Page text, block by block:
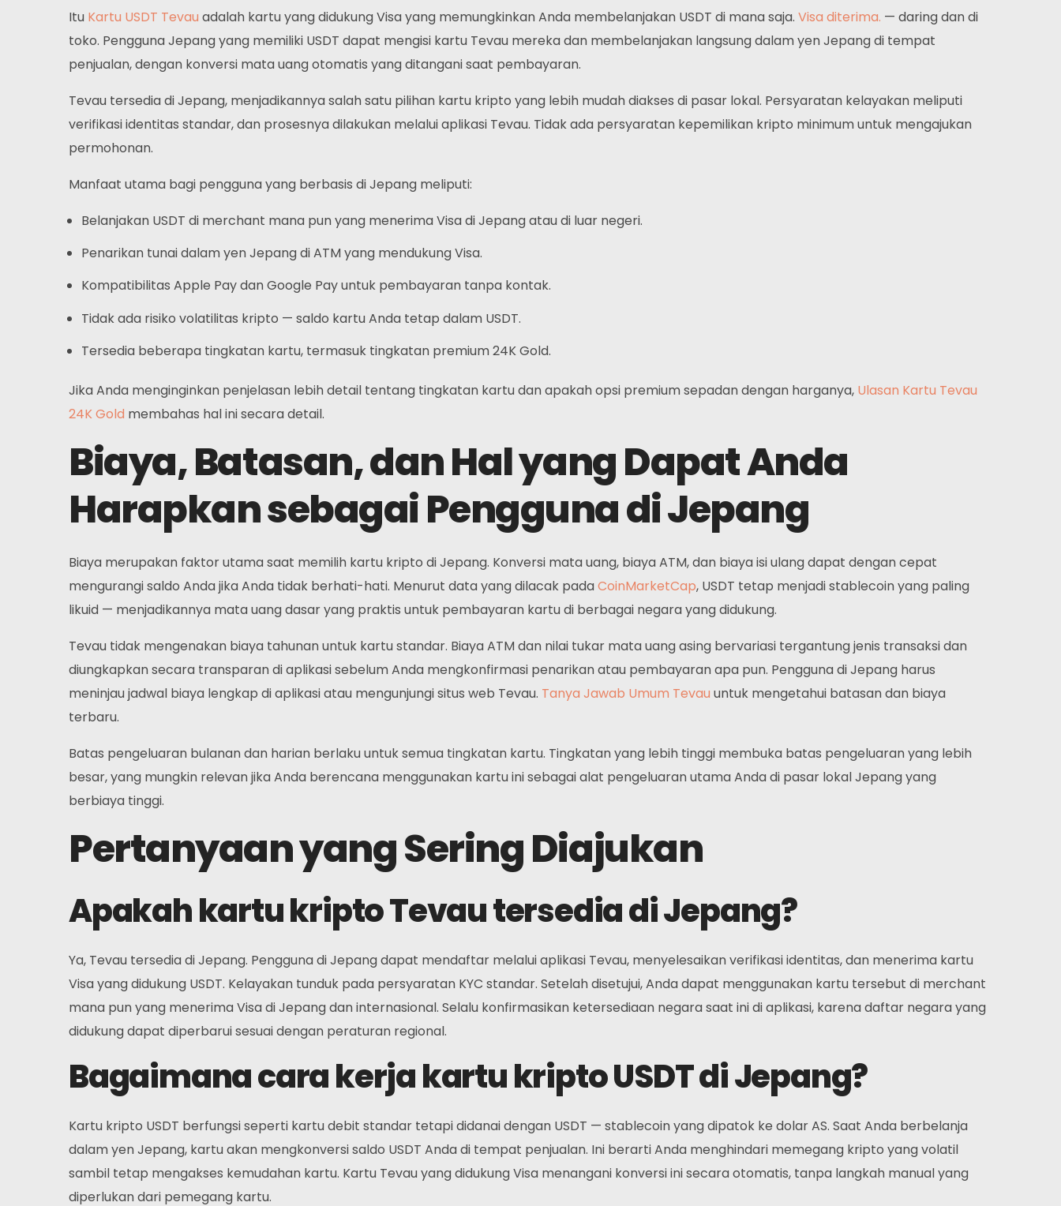
Dompet
Keuangan
Tanya Jawab Umum
Bahasa Indonesia
Utama : Hong Kong
Afiliasi : Malaysia
+6011 5888 4061
Itu Kartu USDT Tevau adalah kartu yang didukung Visa yang memungkinkan Anda membelanjakan USDT di mana saja. Visa diterima. — daring dan di
toko. Pengguna Jepang yang memiliki USDT dapat mengisi kartu Tevau mereka dan membelanjakan langsung dalam yen Jepang di tempat
penjualan, dengan konversi mata uang otomatis yang ditangani saat pembayaran.
Tevau tersedia di Jepang, menjadikannya salah satu pilihan kartu kripto yang lebih mudah diakses di pasar lokal. Persyaratan kelayakan meliputi
verifikasi identitas standar, dan prosesnya dilakukan melalui aplikasi Tevau. Tidak ada persyaratan kepemilikan kripto minimum untuk mengajukan
permohonan.
Manfaat utama bagi pengguna yang berbasis di Jepang meliputi:
Belanjakan USDT di merchant mana pun yang menerima Visa di Jepang atau di luar negeri.
Penarikan tunai dalam yen Jepang di ATM yang mendukung Visa.
Kompatibilitas Apple Pay dan Google Pay untuk pembayaran tanpa kontak.
Tidak ada risiko volatilitas kripto — saldo kartu Anda tetap dalam USDT.
Tersedia beberapa tingkatan kartu, termasuk tingkatan premium 24K Gold.
Jika Anda menginginkan penjelasan lebih detail tentang tingkatan kartu dan apakah opsi premium sepadan dengan harganya, Ulasan Kartu Tevau
24K Gold membahas hal ini secara detail.
Biaya, Batasan, dan Hal yang Dapat Anda
Harapkan sebagai Pengguna di Jepang
Biaya merupakan faktor utama saat memilih kartu kripto di Jepang. Konversi mata uang, biaya ATM, dan biaya isi ulang dapat dengan cepat
mengurangi saldo Anda jika Anda tidak berhati-hati. Menurut data yang dilacak padaCoinMarketCap, USDT tetap menjadi stablecoin yang paling
likuid — menjadikannya mata uang dasar yang praktis untuk pembayaran kartu di berbagai negara yang didukung.
Tevau tidak mengenakan biaya tahunan untuk kartu standar. Biaya ATM dan nilai tukar mata uang asing bervariasi tergantung jenis transaksi dan
diungkapkan secara transparan di aplikasi sebelum Anda mengkonfirmasi penarikan atau pembayaran apa pun. Pengguna di Jepang harus
meninjau jadwal biaya lengkap di aplikasi atau mengunjungi situs web Tevau. Tanya Jawab Umum Tevau untuk mengetahui batasan dan biaya
terbaru.
Batas pengeluaran bulanan dan harian berlaku untuk semua tingkatan kartu. Tingkatan yang lebih tinggi membuka batas pengeluaran yang lebih
besar, yang mungkin relevan jika Anda berencana menggunakan kartu ini sebagai alat pengeluaran utama Anda di pasar lokal Jepang yang
berbiaya tinggi.
Pertanyaan yang Sering Diajukan
Apakah kartu kripto Tevau tersedia di Jepang?
Ya, Tevau tersedia di Jepang. Pengguna di Jepang dapat mendaftar melalui aplikasi Tevau, menyelesaikan verifikasi identitas, dan menerima kartu
Visa yang didukung USDT. Kelayakan tunduk pada persyaratan KYC standar. Setelah disetujui, Anda dapat menggunakan kartu tersebut di merchant
mana pun yang menerima Visa di Jepang dan internasional. Selalu konfirmasikan ketersediaan negara saat ini di aplikasi, karena daftar negara yang
didukung dapat diperbarui sesuai dengan peraturan regional.
Bagaimana cara kerja kartu kripto USDT di Jepang?
Kartu kripto USDT berfungsi seperti kartu debit standar tetapi didanai dengan USDT — stablecoin yang dipatok ke dolar AS. Saat Anda berbelanja
dalam yen Jepang, kartu akan mengkonversi saldo USDT Anda di tempat penjualan. Ini berarti Anda menghindari memegang kripto yang volatil
sambil tetap mengakses kemudahan kartu. Kartu Tevau yang didukung Visa menangani konversi ini secara otomatis, tanpa langkah manual yang
diperlukan dari pemegang kartu.